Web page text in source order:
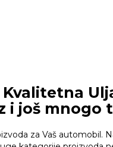
i još mnogo
za Vaš automobil.